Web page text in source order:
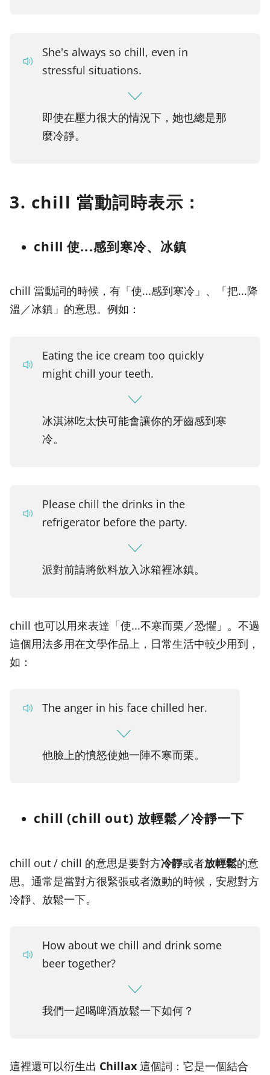
She's always so chill, even in
stressful situations.
即使在壓力很大的情況下，她也總是那
麼冷靜。
3. chill 當動詞時表示：
chill 使...感到寒冷、冰鎮
chill 當動詞的時候，有「使...感到寒冷」、「把...降
溫／冰鎮」的意思。例如：
Eating the ice cream too quickly
might chill your teeth.
冰淇淋吃太快可能會讓你的牙齒感到寒
冷。
Please chill the drinks in the
refrigerator before the party.
派對前請將飲料放入冰箱裡冰鎮。
chill 也可以用來表達「使...不寒而栗／恐懼」。不過
這個用法多用在文學作品上，日常生活中較少用到，
如：
The anger in his face chilled her.
他臉上的憤怒使她一陣不寒而栗。
chill (chill out) 放輕鬆／冷靜一下
chill out / chill 的意思是要對方冷靜或者放輕鬆的意
思。通常是當對方很緊張或者激動的時候，安慰對方
冷靜、放鬆一下。
How about we chill and drink some
beer together?
我們一起喝啤酒放鬆一下如何？
這裡還可以衍生出 Chillax 這個詞：它是一個結合